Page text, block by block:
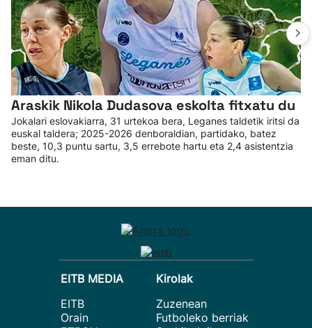
Araskik Nikola Dudasova eskolta fitxatu du
Jokalari eslovakiarra, 31 urtekoa bera, Leganes taldetik iritsi da
euskal taldera; 2025-2026 denboraldian, partidako, batez
beste, 10,3 puntu sartu, 3,5 errebote hartu eta 2,4 asistentzia
eman ditu.
EITB MEDIA
EITB
Orain
Kirolak
Zuzenean
Futboleko berriak